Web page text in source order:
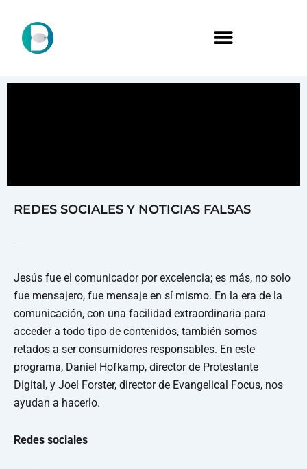
REDES SOCIALES Y NOTICIAS FALSAS
Jesús fue el comunicador por excelencia; es más, no solo
fue mensajero, fue mensaje en sí mismo. En la era de la
comunicación, con una facilidad extraordinaria para
acceder a todo tipo de contenidos, también somos
retados a ser consumidores responsables. En este
programa, Daniel Hofkamp, director de Protestante
Digital, y Joel Forster, director de Evangelical Focus, nos
ayudan a hacerlo.
Redes sociales